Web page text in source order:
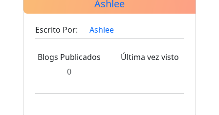
Ashlee
Escrito Por: Ashlee
Blogs Publicados
0
Última vez visto